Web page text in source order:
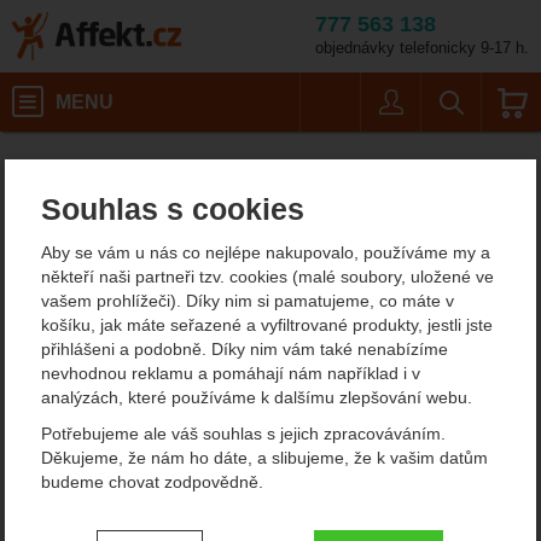
Souhlas s cookies
Aby se vám u nás co nejlépe nakupovalo, používáme my a
někteří naši partneři tzv. cookies (malé soubory, uložené ve
vašem prohlížeči). Díky nim si pamatujeme, co máte v
košíku, jak máte seřazené a vyfiltrované produkty, jestli jste
přihlášeni a podobně. Díky nim vám také nenabízíme
nevhodnou reklamu a pomáhají nám například i v
analýzách, které používáme k dalšímu zlepšování webu.
Potřebujeme ale váš souhlas s jejich zpracováváním.
Děkujeme, že nám ho dáte, a slibujeme, že k vašim datům
budeme chovat zodpovědně.
Nastavení souhlasů s kategoriemi
777 563 138
objednávky telefonicky 9-17 h.
MENU
Velikost: M–L /
Climbing Technology
Anthea
Fotografie